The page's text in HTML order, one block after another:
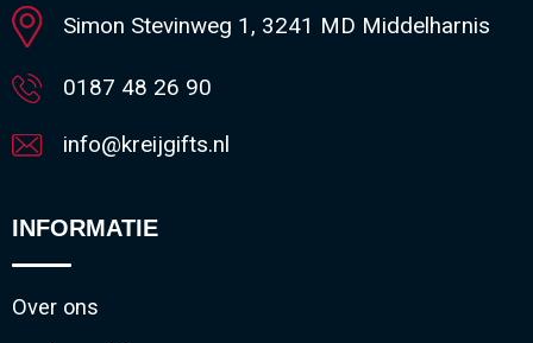
Simon Stevinweg 1, 3241 MD Middelharnis
0187 48 26 90
info@kreijgifts.nl
INFORMATIE
Over ons